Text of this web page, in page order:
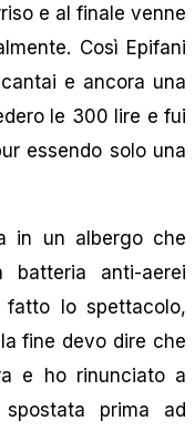
e al finale venne
Così Epifani
e ancora una
le 300 lire e fui
essendo solo una
in un albergo che
anti-aerei
fatto lo spettacolo,
fine devo dire che
e ho rinunciato a
prima ad